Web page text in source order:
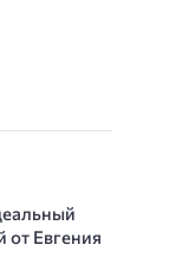
от Евгения